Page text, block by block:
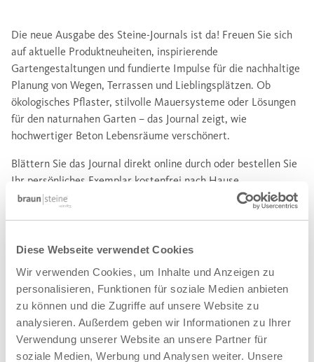
Diese Webseite verwendet Cookies
Wir verwenden Cookies, um Inhalte und Anzeigen zu
personalisieren, Funktionen für soziale Medien anbieten
zu können und die Zugriffe auf unsere Website zu
analysieren. Außerdem geben wir Informationen zu Ihrer
Verwendung unserer Website an unsere Partner für
soziale Medien, Werbung und Analysen weiter. Unsere
Die neue Ausgabe des Steine-Journals ist da! Freuen Sie sich
auf aktuelle Produktneuheiten, inspirierende
Gartengestaltungen und fundierte Impulse für die nachhaltige
Planung von Wegen, Terrassen und Lieblingsplätzen. Ob
ökologisches Pflaster, stilvolle Mauersysteme oder Lösungen
für den naturnahen Garten – das Journal zeigt, wie
hochwertiger Beton Lebensräume verschönert.
Blättern Sie das Journal direkt online durch oder bestellen Sie
Ihr persönliches Exemplar kostenfrei nach Hause.